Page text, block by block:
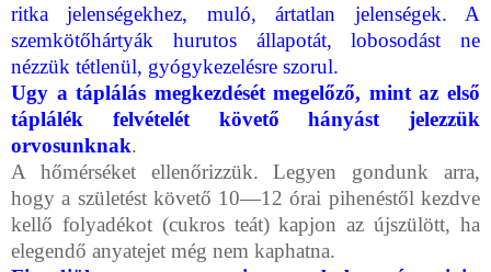
ritka jelenségek­hez, muló, ártatlan jelenségek. A
szemkötőhártyák hurutos állapotát, lobosodást ne
nézzük tétlenül, gyógykezelésre szorul.
Ugy a táplálás megkezdését megelőző, mint az első
táplálék felvételét követő hányást jelezzük
orvosunknak.
A hőmérséket ellenőrizzük. Legyen gondunk arra,
hogy a születést követő 10—12 órai pihenéstől kezdve
kellő folyadékot (cukros teát) kap­jon az újszülött, ha
elegendő anyatejet még nem kaphatna.